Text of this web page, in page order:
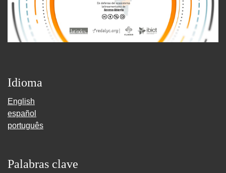
Idioma
English
español
português
Palabras clave